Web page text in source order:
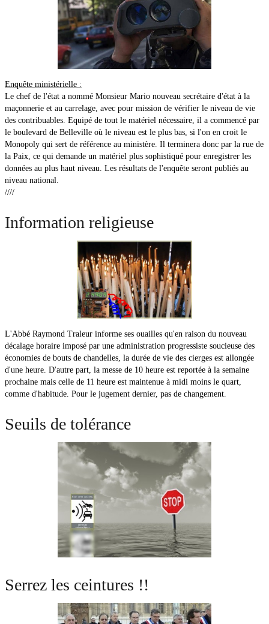
Enquête ministérielle :
Le chef de l'état a nommé Monsieur Mario nouveau secrétaire d'état à la
maçonnerie et au carrelage, avec pour mission de vérifier le niveau de vie
des contribuables. Equipé de tout le matériel nécessaire, il a commencé par
le boulevard de Belleville où le niveau est le plus bas, si l'on en croit le
Monopoly qui sert de référence au ministère. Il terminera donc par la rue de
la Paix, ce qui demande un matériel plus sophistiqué pour enregistrer les
données au plus haut niveau. Les résultats de l'enquête seront publiés au
niveau national.
////
Information religieuse
L'Abbé Raymond Traleur informe ses ouailles qu'en raison du nouveau
décalage horaire imposé par une administration progressiste soucieuse des
économies de bouts de chandelles, la durée de vie des cierges est allongée
d'une heure. D'autre part, la messe de 10 heure est reportée à la semaine
prochaine mais celle de 11 heure est maintenue à midi moins le quart,
comme d'habitude. Pour le jugement dernier, pas de changement.
Seuils de tolérance
Serrez les ceintures !!